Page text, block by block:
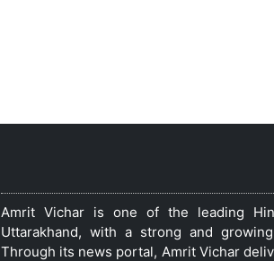
Amrit Vichar is one of the leading
Uttarakhand, with a strong and
Through its news portal, Amrit Vichar